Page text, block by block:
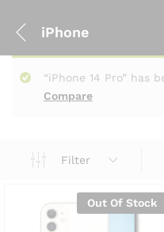
iPhone
Compare
“iPhone 14 Pro” has
Filter
Out Of Stock